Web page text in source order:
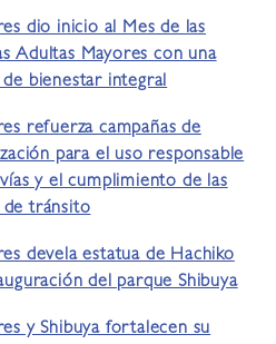
dio inicio al Mes de las
Adultas Mayores con una
de bienestar integral
refuerza campañas de
para el uso responsable
y el cumplimiento de las
de tránsito
devela estatua de Hachiko
del parque Shibuya
y Shibuya fortalecen su